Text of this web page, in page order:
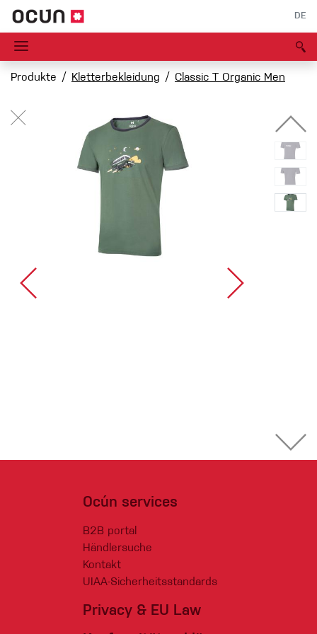
DE
Produkte Kletterbekleidung Classic T Organic Men
Ocún services
B2B portal
Händlersuche
Kontakt
UIAA-Sicherheitsstandards
Privacy & EU Law